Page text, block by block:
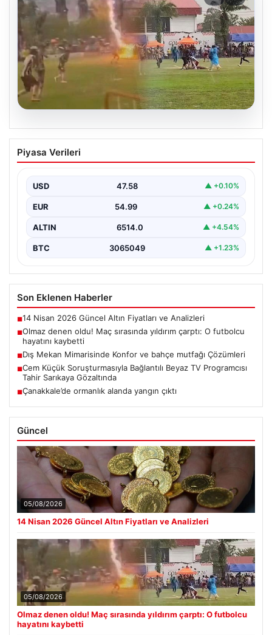
Olmaz denen oldu! Maç sırasında
yıldırım çarptı: O futbolcu hayatını
Piyasa Verileri
USD 47.58 ▲ +0.10%
EUR 54.99 ▲ +0.24%
ALTIN 6514.0 ▲ +4.54%
BTC 3065049 ▲ +1.23%
Son Eklenen Haberler
■14 Nisan 2026 Güncel Altın Fiyatları ve Analizleri
■Olmaz denen oldu! Maç sırasında yıldırım çarptı: O futbolcu
hayatını kaybetti
■Dış Mekan Mimarisinde Konfor ve bahçe mutfağı Çözümleri
■Cem Küçük Soruşturmasıyla Bağlantılı Beyaz TV Programcısı
Tahir Sarıkaya Gözaltında
■Çanakkale’de ormanlık alanda yangın çıktı
Güncel
05/08/2026
14 Nisan 2026 Güncel Altın Fiyatları ve Analizleri
05/08/2026
Olmaz denen oldu! Maç sırasında yıldırım çarptı: O futbolcu
hayatını kaybetti